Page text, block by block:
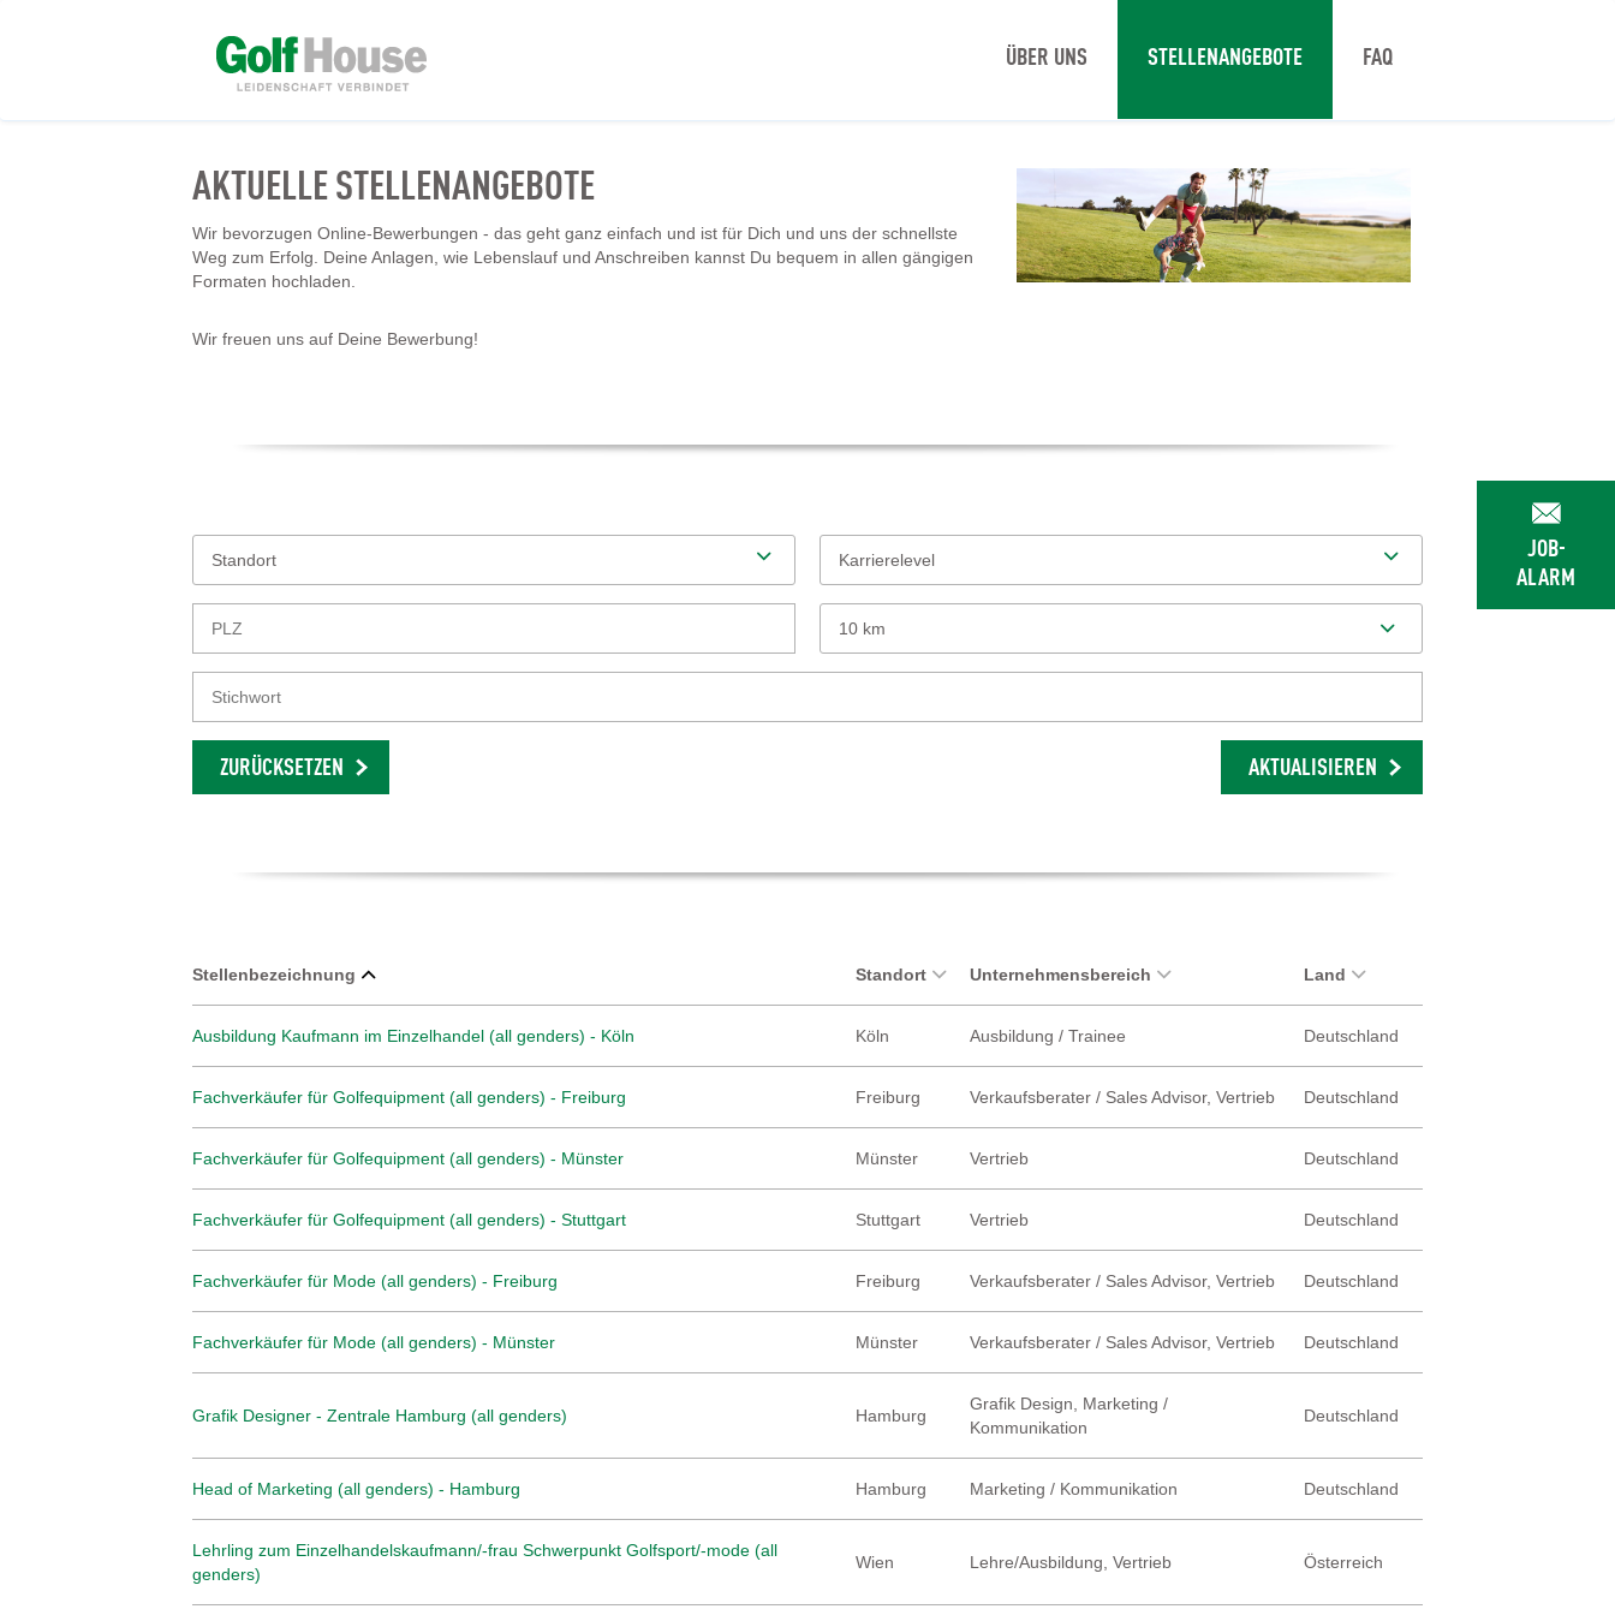
ÜBER UNS STELLENANGEBOTE FAQ
AKTUELLE STELLENANGEBOTE
Wir bevorzugen Online-Bewerbungen - das geht ganz einfach und ist für Dich und uns der schnellste
Weg zum Erfolg. Deine Anlagen, wie Lebenslauf und Anschreiben kannst Du bequem in allen gängigen
Formaten hochladen.
Wir freuen uns auf Deine Bewerbung!
Standort Karrierelevel
10 km
ZURÜCKSETZEN AKTUALISIEREN
Stellenbezeichnung Standort Unternehmensbereich Land
Ausbildung Kaufmann im Einzelhandel (all genders) - Köln Köln Ausbildung / Trainee Deutschland
Fachverkäufer für Golfequipment (all genders) - Freiburg Freiburg Verkaufsberater / Sales Advisor, Vertrieb Deutschland
Fachverkäufer für Golfequipment (all genders) - Münster Münster Vertrieb Deutschland
Fachverkäufer für Golfequipment (all genders) - Stuttgart Stuttgart Vertrieb Deutschland
Fachverkäufer für Mode (all genders) - Freiburg Freiburg Verkaufsberater / Sales Advisor, Vertrieb Deutschland
Fachverkäufer für Mode (all genders) - Münster Münster Verkaufsberater / Sales Advisor, Vertrieb Deutschland
Grafik Designer - Zentrale Hamburg (all genders) Hamburg
Grafik Design, Marketing /
Kommunikation
Deutschland
Head of Marketing (all genders) - Hamburg Hamburg Marketing / Kommunikation Deutschland
Lehrling zum Einzelhandelskaufmann/-frau Schwerpunkt Golfsport/-mode (all
genders)
Wien Lehre/Ausbildung, Vertrieb Österreich
JOB-
ALARM